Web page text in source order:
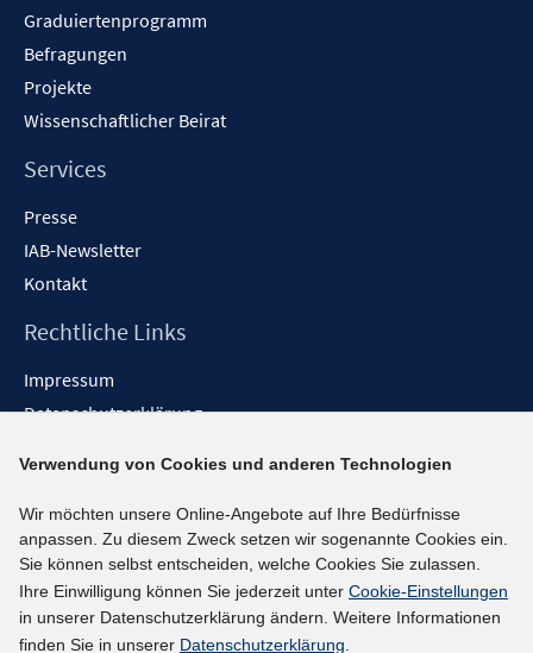
Graduiertenprogramm
Befragungen
Projekte
Wissenschaftlicher Beirat
Services
Presse
IAB-Newsletter
Kontakt
Rechtliche Links
Impressum
Datenschutzerklärung
Barrieren melden
Social-Media-Kanäle
BlueSky
YouTube
LinkedIn
Verwendung von Cookies und anderen Technologien
Wir möchten unsere Online-Angebote auf Ihre Bedürfnisse
anpassen. Zu diesem Zweck setzen wir sogenannte Cookies ein.
Sie können selbst entscheiden, welche Cookies Sie zulassen.
Ihre Einwilligung können Sie jederzeit unter Cookie-Einstellungen
in unserer Datenschutzerklärung ändern. Weitere Informationen
finden Sie in unserer Datenschutzerklärung.